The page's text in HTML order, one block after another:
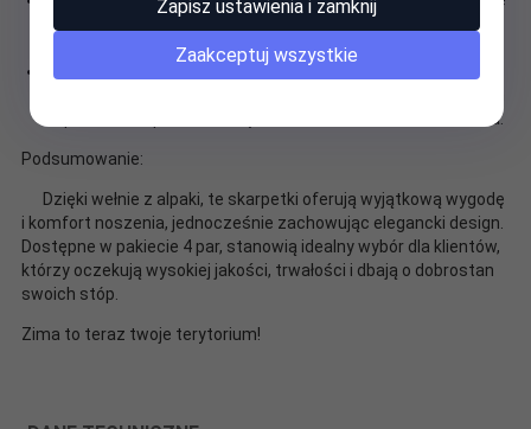
właściwości, które hamują rozwój bakterii, co pomaga
utrzymać higienę stóp.
Niewchłanianie zapachów
: Dzięki brakowi tłuszczu we
zapachów, co przekłada się na świeżość i komfort noszenia.
Podsumowanie:
Dzięki wełnie z alpaki, te skarpetki oferują wyjątkową wygodę
i komfort noszenia, jednocześnie zachowując elegancki design.
Dostępne w pakiecie 4 par, stanowią idealny wybór dla klientów,
którzy oczekują wysokiej jakości, trwałości i dbają o dobrostan
swoich stóp.
Zima to teraz twoje terytorium!
Zapisz ustawienia i zamknij
Zaakceptuj wszystkie